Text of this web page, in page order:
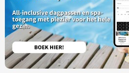
Granada, Spanje
Porto, Portugal
Punta Cana, Dominicaanse Republiek
Caceres, Spanje
Asturië, Spanje
Riviera Maya, Mexico
Costa Blanca, Spanje